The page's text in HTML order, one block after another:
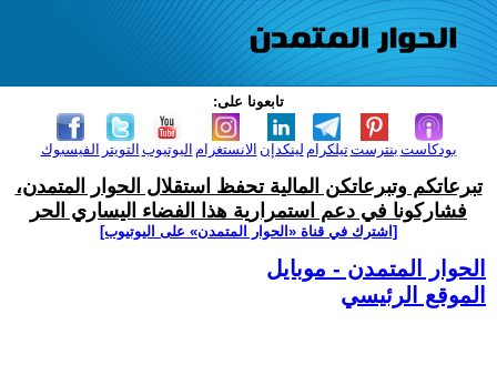
تابعونا على:
الفيسبوك التويتر اليوتيوب الانستغرام لينكدإن تيلكرامبنترست بودكاست
تبرعاتكم وتبرعاتكن المالية تحفظ استقلال الحوار المتمدن،
فشاركونا في دعم استمرارية هذا الفضاء اليساري الحر
[اشترك في قناة ‫«الحوار المتمدن» على اليوتيوب]
الحوار المتمدن - موبايل
الموقع الرئيسي